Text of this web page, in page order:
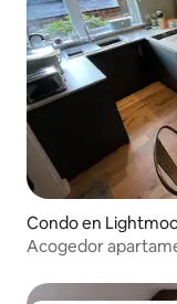
Condo en
Acogedor